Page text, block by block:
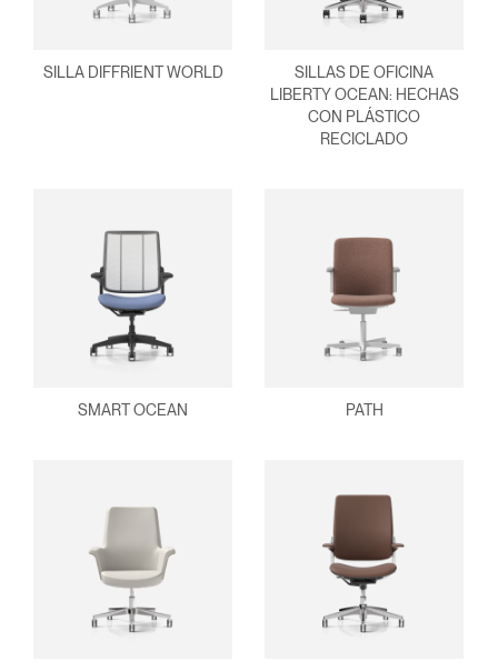
SILLA DIFFRIENT WORLD
SILLAS DE OFICINA
LIBERTY OCEAN: HECHAS
CON PLÁSTICO
RECICLADO
SMART OCEAN PATH